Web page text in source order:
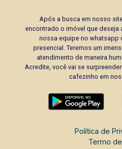
Após a busca em nosso
encontrado o imóvel que deseja
nossa equipe no whatsapp
presencial. Teremos um
atendimento de maneira
Acredite, você vai se
cafezinho em
Política de
Termo